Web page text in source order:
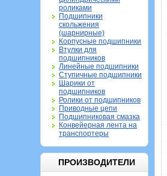
роликами
Подшипники
скольжения
(шарнирные)
Корпусные подшипники
Втулки для
подшипников
Линейные подшипники
Ступичные подшипники
Шарики от
подшипников
Ролики от подшипников
Приводные цепи
Подшипниковая смазка
Конвейерная лента на
транспортеры
ПРОИЗВОДИТЕЛИ